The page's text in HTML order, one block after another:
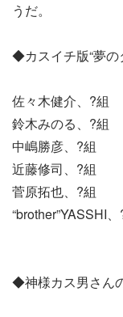
うだ。
◆カスイチ版“夢の
佐々木健介、?組
鈴木みのる、?組
中嶋勝彦、?組
近藤修司、?組
菅原拓也、?組
“brother”YASSHI、
◆神様カス男さん